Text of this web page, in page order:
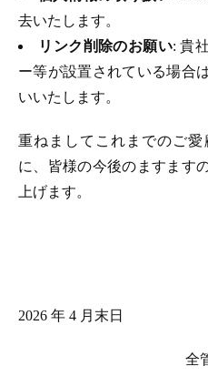
去いたします。
リンク削除のお願い: 貴
ー等が設置されている場合
いいたします。
重ねましてこれまでのご
に、皆様の今後のますます
上げます。
2026 年 4 月末日
全